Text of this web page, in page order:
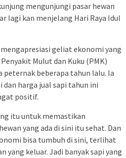
mengunjungi pasar hewan
lagi kan menjelang Hari Raya Idul
geliat ekonomi yang
Mulut dan Kuku (PMK)
peternak beberapa tahun lalu. Ia
harga jual sapi tahun ini
positif.
itu untuk memastikan
yang ada di sini itu sehat. Dan
bisa tumbuh di sini, terlihat
yang keluar. Jadi banyak sapi yang